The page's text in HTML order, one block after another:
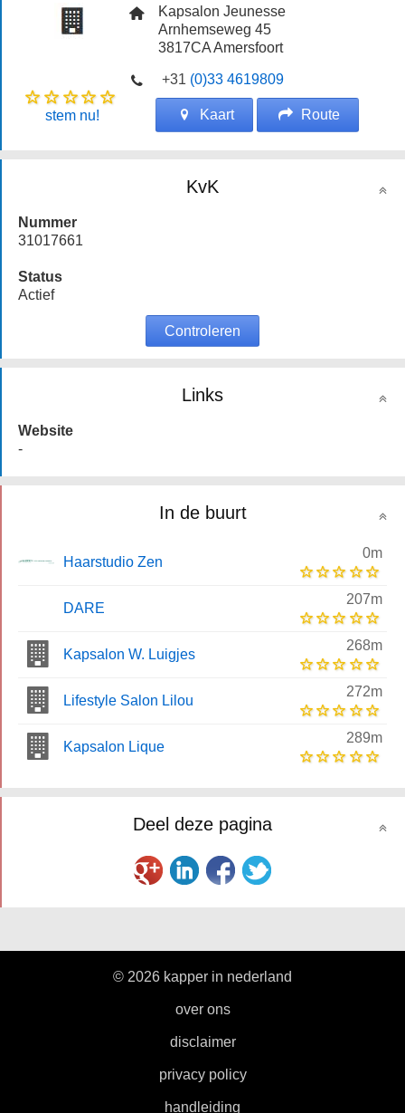
Kapsalon Jeunesse
Arnhemseweg 45
3817CAAmersfoort
+31 (0)33 4619809
stem nu! Kaart Route
KvK
Nummer
31017661
Status
Actief
Controleren
Links
Website
-
In de buurt
Haarstudio Zen
0m
DARE
207m
Kapsalon W. Luigjes
268m
Lifestyle Salon Lilou
272m
Kapsalon Lique
289m
Deel deze pagina
© 2026 kapper in nederland
over ons
disclaimer
privacy policy
handleiding